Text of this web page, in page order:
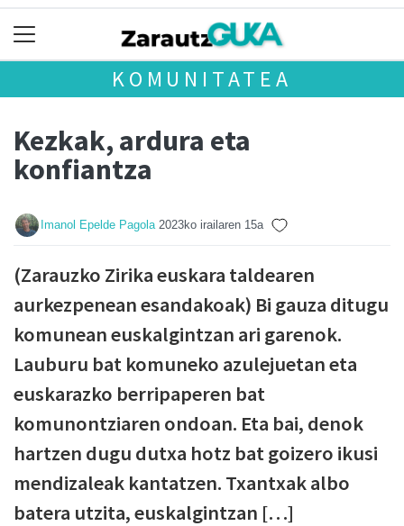
KOMUNITATEA
Kezkak, ardura eta
konfiantza
Imanol Epelde Pagola 2023ko irailaren 15a
(Zarauzko Zirika euskara taldearen
aurkezpenean esandakoak) Bi gauza ditugu
komunean euskalgintzan ari garenok.
Lauburu bat komuneko azulejuetan eta
euskarazko berripaperen bat
komunontziaren ondoan. Eta bai, denok
hartzen dugu dutxa hotz bat goizero ikusi
mendizaleak kantatzen. Txantxak albo
batera utzita, euskalgintzan […]